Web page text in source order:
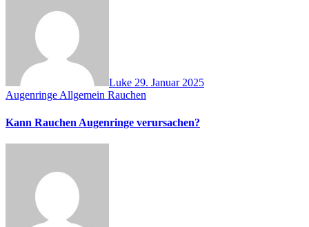
Luke 29. Januar 2025
Augenringe Allgemein Rauchen
Kann Rauchen Augenringe verursachen?